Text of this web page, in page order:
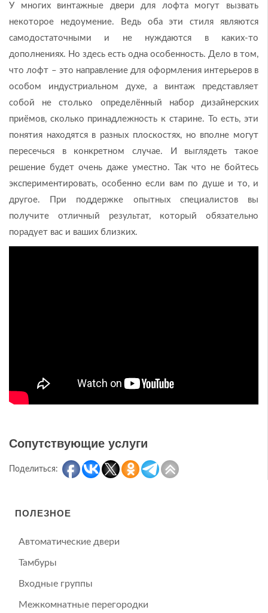
У многих винтажные двери для лофта могут вызвать
некоторое недоумение. Ведь оба эти стиля являются
самодостаточными и не нуждаются в каких-то
дополнениях. Но здесь есть одна особенность. Дело в том,
что лофт – это направление для оформления интерьеров в
особом индустриальном духе, а винтаж представляет
собой не столько определённый набор дизайнерских
приёмов, сколько принадлежность к старине. То есть, эти
понятия находятся в разных плоскостях, но вполне могут
пересечься в конкретном случае. И выглядеть такое
решение будет очень даже уместно. Так что не бойтесь
экспериментировать, особенно если вам по душе и то, и
другое. При поддержке опытных специалистов вы
получите отличный результат, который обязательно
порадует вас и ваших близких.
Сопутствующие услуги
Поделиться:
ПОЛЕЗНОЕ
Автоматические двери
Тамбуры
Входные группы
Межкомнатные перегородки